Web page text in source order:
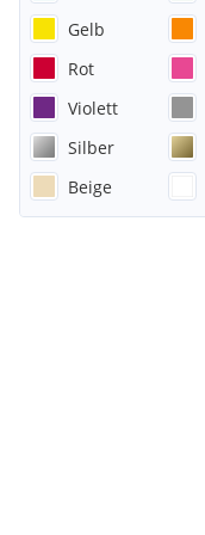
Gelb
Rot
Violett
Silber
Beige